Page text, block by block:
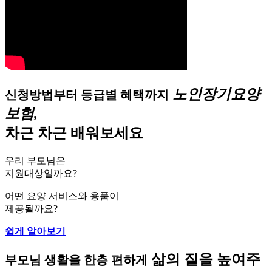
신청방법부터 등급별 혜택까지 노인장기요양
보험,
차근 차근 배워보세요
우리 부모님은
지원대상일까요?
어떤 요양 서비스와 용품이
제공될까요?
쉽게 알아보기
부모님 생활을 한층 편하게 삶의 질을 높여주